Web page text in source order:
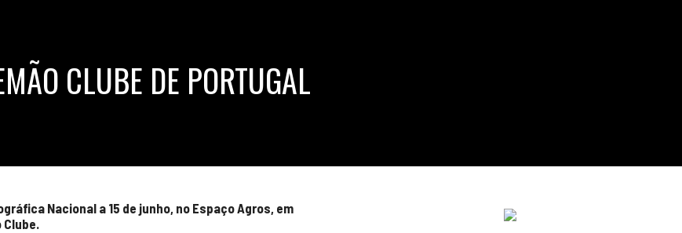
CLUBE DE PORTUGAL
Nacional a 15 de junho, no Espaço Agros, em
Clube.